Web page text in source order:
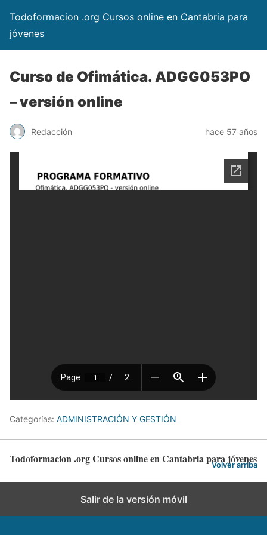
Todoformacion .org Cursos online en Cantabria para
jóvenes
Curso de Ofimática. ADGG053PO
– versión online
Redacción hace 57 años
Categorías: ADMINISTRACIÓN Y GESTIÓN
Todoformacion .org Cursos online en Cantabria para jóvenes
Volver arriba
Salir de la versión móvil